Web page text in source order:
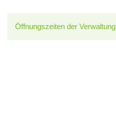
Öffnungszeiten der Verwaltung